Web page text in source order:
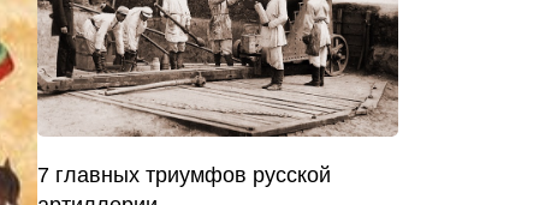
7 главных триумфов русской